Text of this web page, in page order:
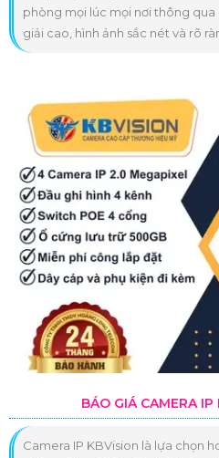
phòng mọi lúc mọi nơi thông
giải cao, hình ảnh sắc nét và rõ
BÁO GIÁ CAMERA IP
Camera IP KBVision là lựa chọn